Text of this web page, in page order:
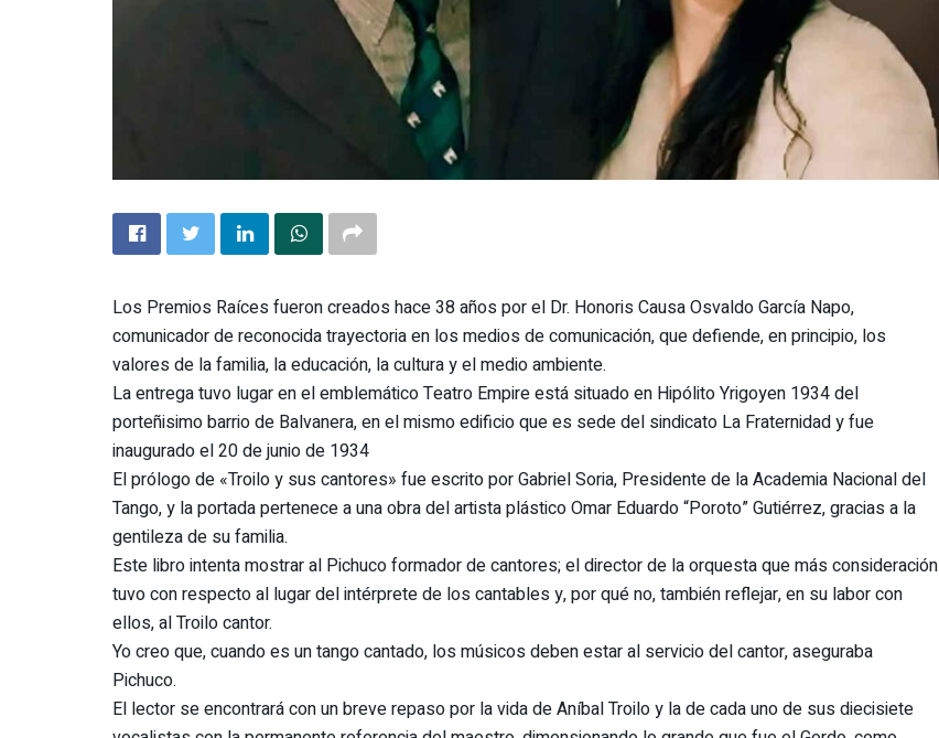
Los Premios Raíces fueron creados hace 38 años por el Dr. Honoris Causa Osvaldo García Napo,
comunicador de reconocida trayectoria en los medios de comunicación, que defiende, en principio, los
valores de la familia, la educación, la cultura y el medio ambiente.
La entrega tuvo lugar en el emblemático Teatro Empire está situado en Hipólito Yrigoyen 1934 del
porteñisimo barrio de Balvanera, en el mismo edificio que es sede del sindicato La Fraternidad y fue
inaugurado el 20 de junio de 1934
El prólogo de «Troilo y sus cantores» fue escrito por Gabriel Soria, Presidente de la Academia Nacional del
Tango, y la portada pertenece a una obra del artista plástico Omar Eduardo “Poroto” Gutiérrez, gracias a la
gentileza de su familia.
Este libro intenta mostrar al Pichuco formador de cantores; el director de la orquesta que más consideración
tuvo con respecto al lugar del intérprete de los cantables y, por qué no, también reflejar, en su labor con
ellos, al Troilo cantor.
Yo creo que, cuando es un tango cantado, los músicos deben estar al servicio del cantor, aseguraba
Pichuco.
El lector se encontrará con un breve repaso por la vida de Aníbal Troilo y la de cada uno de sus diecisiete